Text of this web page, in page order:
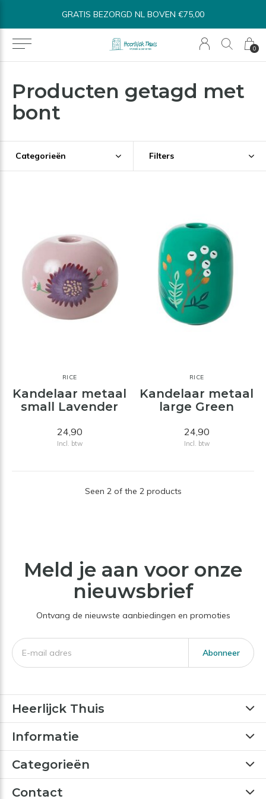
0
GRATIS BEZORGD NL BOVEN €75,00
Producten getagd met
bont
Categorieën Filters
RICE
Kandelaar metaal
small Lavender
24,90
Incl. btw
RICE
Kandelaar metaal
large Green
24,90
Incl. btw
Seen 2 of the 2 products
Meld je aan voor onze
nieuwsbrief
Ontvang de nieuwste aanbiedingen en promoties
Abonneer
Heerlijck Thuis
Informatie
Categorieën
Contact